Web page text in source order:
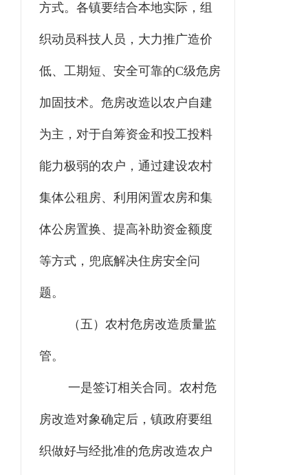
方式。各镇要结合本地实际，组
织动员科技人员，大力推广造价
低、工期短、安全可靠的C级危房
加固技术。危房改造以农户自建
为主，对于自筹资金和投工投料
能力极弱的农户，通过建设农村
集体公租房、利用闲置农房和集
体公房置换、提高补助资金额度
等方式，兜底解决住房安全问
题。
（五）农村危房改造质量监
管。
一是签订相关合同。农村危
房改造对象确定后，镇政府要组
织做好与经批准的危房改造农户